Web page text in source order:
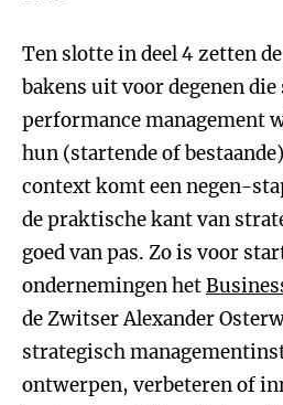
Ten slotte in deel 4 zetten
bakens uit voor degenen
performance management
hun (startende of
context komt een negen-
de praktische kant van
goed van pas. Zo is voor
ondernemingen het
de Zwitser Alexander
strategisch
ontwerpen, verbeteren of